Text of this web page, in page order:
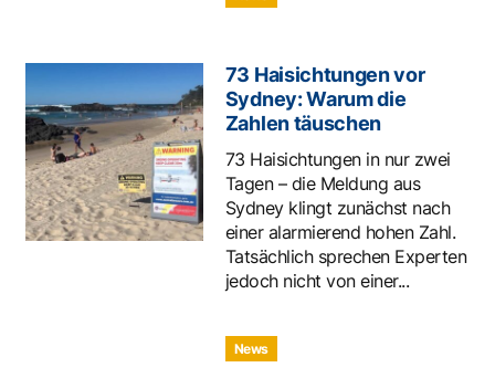
73 Haisichtungen vor
Sydney: Warum die
Zahlen täuschen
73 Haisichtungen in nur zwei
Tagen – die Meldung aus
Sydney klingt zunächst nach
einer alarmierend hohen Zahl.
Tatsächlich sprechen Experten
jedoch nicht von einer...
News